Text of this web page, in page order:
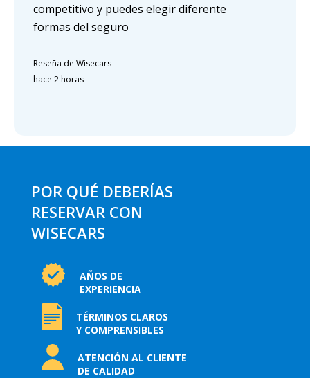
competitivo y puedes elegir diferente
formas del seguro
Reseña de Wisecars-
hace 2 horas
POR QUÉ DEBERÍAS
RESERVAR CON
WISECARS
AÑOS DE
EXPERIENCIA
TÉRMINOS CLAROS
Y COMPRENSIBLES
ATENCIÓN AL CLIENTE
DE CALIDAD